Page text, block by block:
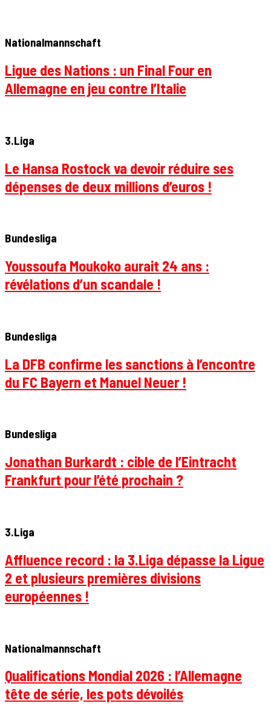
Nationalmannschaft
Ligue des Nations : un Final Four en
Allemagne en jeu contre l’Italie
3.Liga
Le Hansa Rostock va devoir réduire ses
dépenses de deux millions d’euros !
Bundesliga
Youssoufa Moukoko aurait 24 ans :
révélations d’un scandale !
Bundesliga
La DFB confirme les sanctions à l’encontre
du FC Bayern et Manuel Neuer !
Bundesliga
Jonathan Burkardt : cible de l’Eintracht
Frankfurt pour l’été prochain ?
3.Liga
Affluence record : la 3.Liga dépasse la Ligue
2 et plusieurs premières divisions
européennes !
Nationalmannschaft
Qualifications Mondial 2026 : l’Allemagne
tête de série, les pots dévoilés